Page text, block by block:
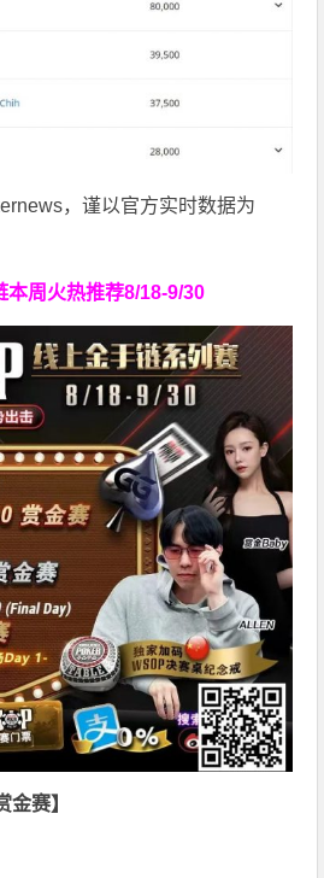
，谨以官方实时数据为
本周火热推荐8/18-9/30
金赛】